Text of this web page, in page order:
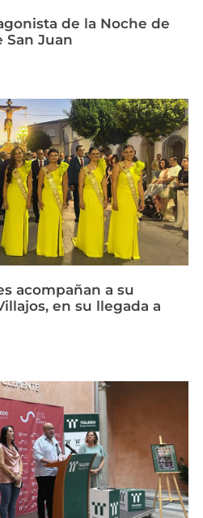
de la Noche de
San Juan
acompañan a su
en su llegada a